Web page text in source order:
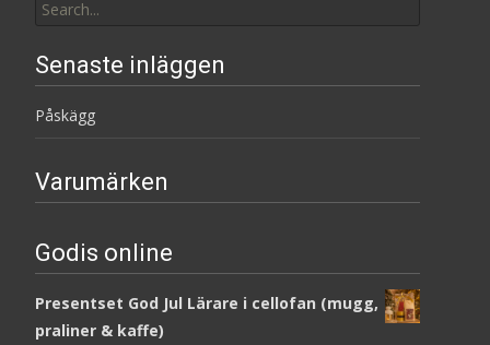
for:
Senaste inläggen
Påskägg
Varumärken
Godis online
Presentset God Jul Lärare i cellofan (mugg,
praliner & kaffe)